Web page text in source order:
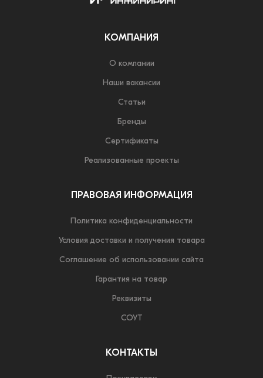
КОМПАНИЯ
О компании
Наши вакансии
Статьи
Бренды
Сертификаты
Реализованные проекты
ПРАВОВАЯ ИНФОРМАЦИЯ
Политика конфиденциальности
Условия доставки и получения товара
Соглашение об использовании сайта
Гарантия на товар
Реквизиты
СОУТ
КОНТАКТЫ